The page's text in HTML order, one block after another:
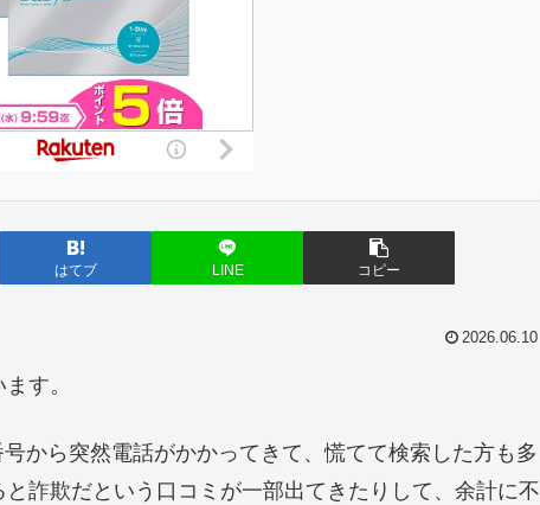
はてブ LINE コピー
2026.06.10
す。
から突然電話がかかってきて、慌てて検索した方も多
詐欺だという口コミが一部出てきたりして、余計に不